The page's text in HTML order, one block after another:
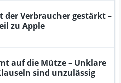
der Verbraucher gestärkt –
zu Apple
auf die Mütze – Unklare
sind unzulässig